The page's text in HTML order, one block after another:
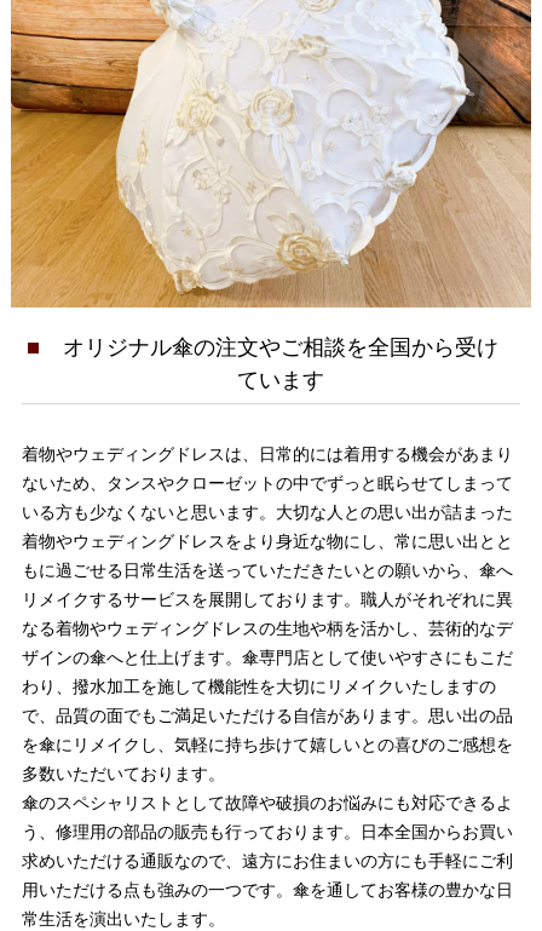
オリジナル傘の注文やご相談を全国から受け
ています
着物やウェディングドレスは、日常的には着用する機会があまり
ないため、タンスやクローゼットの中でずっと眠らせてしまって
いる方も少なくないと思います。大切な人との思い出が詰まった
着物やウェディングドレスをより身近な物にし、常に思い出とと
もに過ごせる日常生活を送っていただきたいとの願いから、傘へ
リメイクするサービスを展開しております。職人がそれぞれに異
なる着物やウェディングドレスの生地や柄を活かし、芸術的なデ
ザインの傘へと仕上げます。傘専門店として使いやすさにもこだ
わり、撥水加工を施して機能性を大切にリメイクいたしますの
で、品質の面でもご満足いただける自信があります。思い出の品
を傘にリメイクし、気軽に持ち歩けて嬉しいとの喜びのご感想を
多数いただいております。
傘のスペシャリストとして故障や破損のお悩みにも対応できるよ
う、修理用の部品の販売も行っております。日本全国からお買い
求めいただける通販なので、遠方にお住まいの方にも手軽にご利
用いただける点も強みの一つです。傘を通してお客様の豊かな日
常生活を演出いたします。